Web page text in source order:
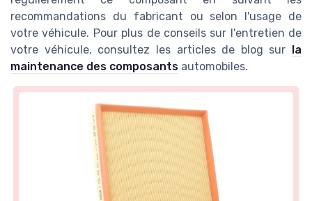
recommandations du fabricant ou selon l'usage de
votre véhicule. Pour plus de conseils sur l'entretien de
votre véhicule, consultez les articles de blog sur la
maintenance des composants automobiles.